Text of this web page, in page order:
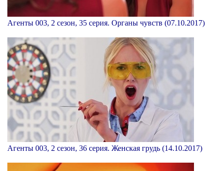
Агенты 003, 2 сезон, 35 серия. Органы чувств (07.10.2017)
Агенты 003, 2 сезон, 36 серия. Женская грудь (14.10.2017)